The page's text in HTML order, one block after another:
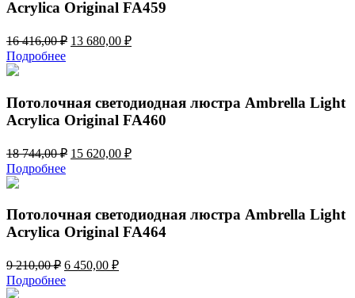
Acrylica Original FA459
16 416,00₽ Первоначальная
13 680,00 ₽Текущая
Подробнее
Потолочная светодиодная люстра Ambrella Light
Acrylica Original FA460
18 744,00₽ Первоначальная
744,00 ₽.
15 620,00 ₽Текущая
Подробнее
Потолочная светодиодная люстра Ambrella Light
Acrylica Original FA464
9 210,00₽ Первоначальная
цена
составляла
6 450,00 ₽Текущая
Подробнее